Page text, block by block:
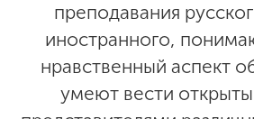
преподавания
иностранного,
нравственный аспект
умеют вести